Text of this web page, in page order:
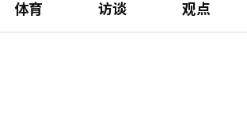
体育 访谈 观点